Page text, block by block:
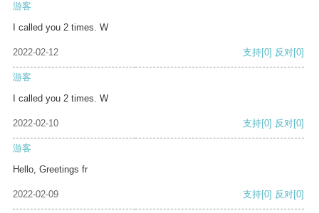
游客
I called you 2 times. W
2022-02-12 支持[0] 反对[0]
游客
I called you 2 times. W
2022-02-10 支持[0] 反对[0]
游客
Hello, Greetings fr
2022-02-09 支持[0] 反对[0]